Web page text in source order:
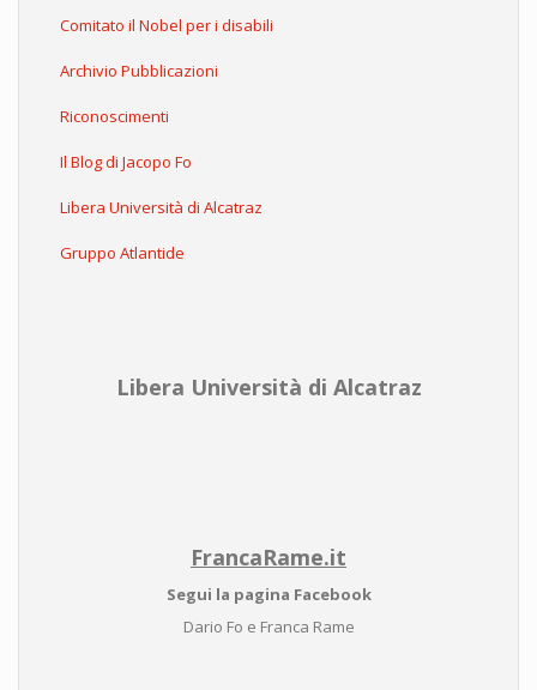
Comitato il Nobel per i disabili
Archivio Pubblicazioni
Riconoscimenti
Il Blog di Jacopo Fo
Libera Università di Alcatraz
Gruppo Atlantide
Libera Università di Alcatraz
FrancaRame.it
Segui la pagina Facebook
Dario Fo e Franca Rame